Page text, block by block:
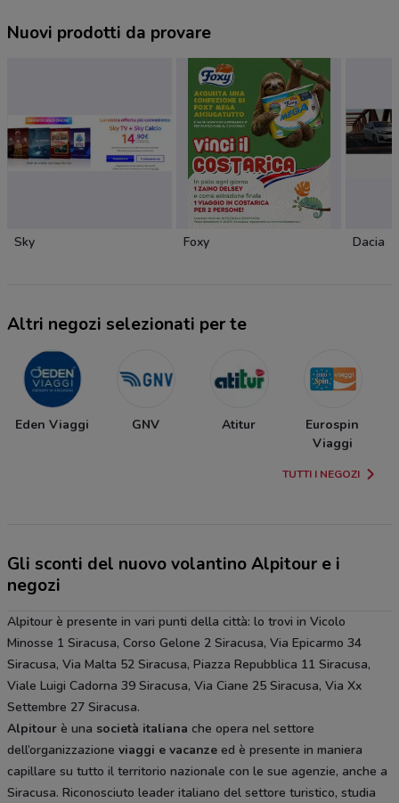
Nuovi prodotti da provare
Sky Foxy Dacia
Altri negozi selezionati per te
Eden Viaggi GNV Atitur
Eurospin
Viaggi
TUTTI I NEGOZI
Gli sconti del nuovo volantino Alpitour e i
negozi
Alpitour è presente in vari punti della città: lo trovi in Vicolo
Minosse 1 Siracusa, Corso Gelone 2 Siracusa, Via Epicarmo 34
Siracusa, Via Malta 52 Siracusa, Piazza Repubblica 11 Siracusa,
Viale Luigi Cadorna 39 Siracusa, Via Ciane 25 Siracusa, Via Xx
Settembre 27 Siracusa.
Alpitour è una società italiana che opera nel settore
dell’organizzazione viaggi e vacanze ed è presente in maniera
capillare su tutto il territorio nazionale con le sue agenzie, anche a
Siracusa. Riconosciuto leader italiano del settore turistico, studia